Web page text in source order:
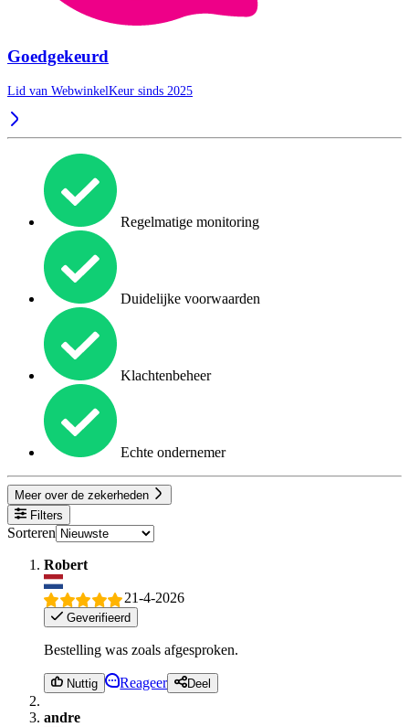
Goedgekeurd
Lid van WebwinkelKeur sinds 2025
Regelmatige monitoring
Duidelijke voorwaarden
Klachtenbeheer
Echte ondernemer
Meer over de zekerheden
Filters
Sorteren
Robert
21-4-2026
Geverifieerd
Bestelling was zoals afgesproken.
Nuttig Reageer Deel
andre